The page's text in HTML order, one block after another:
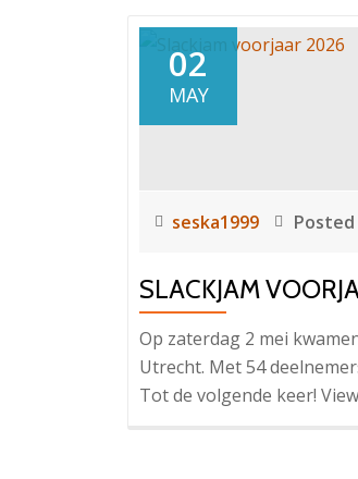
02
MAY
seska1999 Posted
SLACKJAM
Op zaterdag 2 mei
Utrecht. Met 54
Tot de volgende keer!